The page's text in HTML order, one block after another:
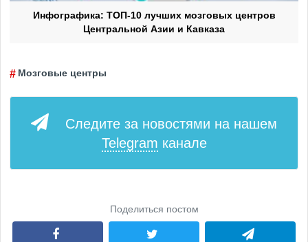
Инфографика: ТОП-10 лучших мозговых центров
Центральной Азии и Кавказа
Мозговые центры
Следите за новостями на нашем
Telegram канале
Поделиться постом